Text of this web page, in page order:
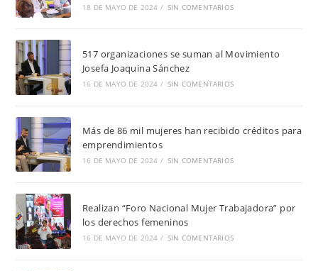
18 DE MAYO DE 2024 / SIN COMENTARIOS
517 organizaciones se suman al Movimiento
Josefa Joaquina Sánchez
16 DE MAYO DE 2024 / SIN COMENTARIOS
Más de 86 mil mujeres han recibido créditos para
emprendimientos
16 DE MAYO DE 2024 / SIN COMENTARIOS
Realizan “Foro Nacional Mujer Trabajadora” por
los derechos femeninos
16 DE MAYO DE 2024 / SIN COMENTARIOS